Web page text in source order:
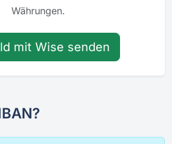
Währungen.
mit Wise senden